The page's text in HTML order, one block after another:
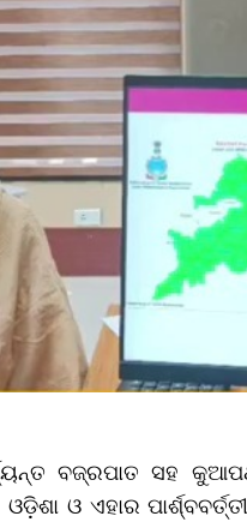
ବଜ୍ରପାତ ସହ
ଓଡ଼ିଶା ଓ ଏହାର